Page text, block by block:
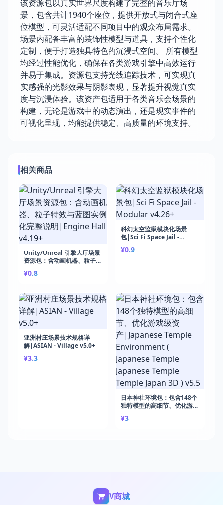
该资源包以真实世界尺度构建了完整的音乐厅场
景，包含共计1940个座位，提供开放式与闭合式座
位模型，可灵活适配不同项目中的观众布局需求。
场景内配备丰富的装饰性模型与道具，支持个性化
定制，便于打造独具特色的沉浸式空间。 所有模型
均经过性能优化，确保在各类游戏引擎中高效运行
并易于集成。资源包支持光线追踪技术，可实现真
实感强的光影效果与阴影表现，显著提升视觉真实
度与沉浸体验。该资产包适用于各类音乐会场景的
构建，无论是游戏中的动态演出，还是现实事件的
可视化呈现，均能提供稳定、高质量的环境支持。
相关商品
Unity/Unreal 引擎大厅场景
资源包：含动画机器、粒子特
明|Engine Hall v4.19+
¥0.8
科幻太空监狱模块化场景
包|Sci Fi Space Jail -
¥0.9
亚洲村庄场景技术规格详
解|ASIAN - Village v5.0+
¥3.3
日本神社环境包：包含148个
独特模型的高细节、优化游戏
Environment ( Japanese
¥3
V商城